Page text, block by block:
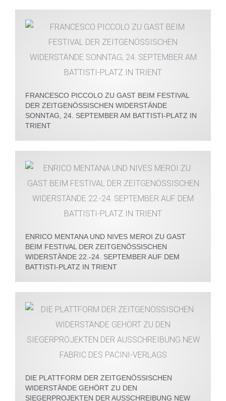
FRANCESCO PICCOLO ZU GAST BEIM FESTIVAL
DER ZEITGENÖSSISCHEN WIDERSTÄNDE
SONNTAG, 24. SEPTEMBER AM BATTISTI-PLATZ IN
TRIENT
ENRICO MENTANA UND NIVES MEROI ZU GAST
BEIM FESTIVAL DER ZEITGENÖSSISCHEN
WIDERSTÄNDE 22.-24. SEPTEMBER AUF DEM
BATTISTI-PLATZ IN TRIENT
DIE PLATTFORM DER ZEITGENÖSSISCHEN
WIDERSTÄNDE GEHÖRT ZU DEN
SIEGERPROJEKTEN DER AUSSCHREIBUNG NEW